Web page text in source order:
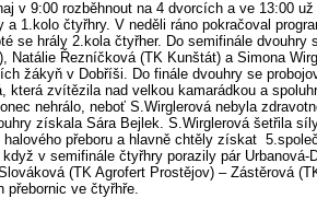
v 9:00 rozběhnout na 4 dvorcích a ve 13:00
1.kolo čtyřhry. V neděli ráno pokračoval
se hrály 2.kola čtyřher. Do semifinále dvouhry
Natálie Řezníčková (TK Kunštát) a Simona
žákyň v Dobříši. Do finále dvouhry se
která zvítězila nad velkou kamarádkou a
nehrálo, neboť S.Wirglerová nebyla
získala Sára Bejlek. S.Wirglerová šetřila
přeboru a hlavně chtěly získat
v semifinále čtyřhry porazily pár Urbanová-
(TK Agrofert Prostějov) – Zástěrová
ve čtyřhře.